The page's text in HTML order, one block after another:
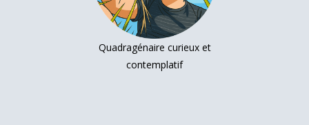
Quadragénaire curieux et
contemplatif